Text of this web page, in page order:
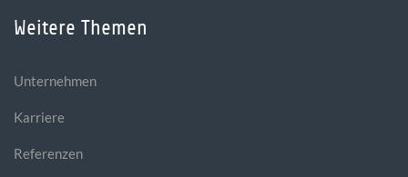
Weitere Themen
Unternehmen
Karriere
Referenzen